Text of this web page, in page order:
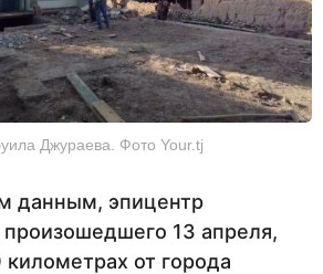
Джураева. Фото Your.tj
данным, эпицентр
13 апреля,
километрах от города